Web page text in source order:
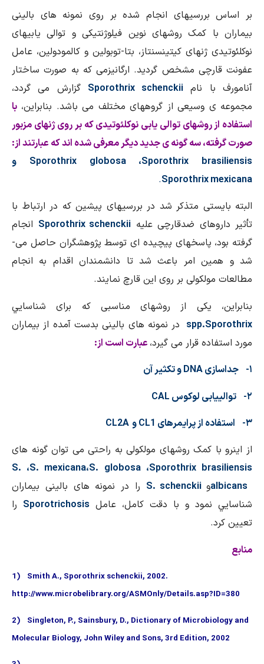
انجام شده بر روی نمونه ­های بالينی
کمک روش­های نوين فيلوژنتيکی و توالی­ يابی­های
ژن­های کيتين­سنتاز، بتا-توبولين و کالمودولين، عامل
مشخص گرديد. ارگانيزمی که به­ صورت ساختار
با نامSporothrix schenckii گزارش می­ گردد،
وسيعی از گروه­های مختلف می­ باشد. بنابراين،با
روش­های توالی­ يابی نوکلئوتيدی که بر روی ژن­های مزبور
سه گونه ­ی جديد ديگر معرفی شده­ اند که عبارتند از:
Sporothrix ،Sporothrix globosa و
Sporothrix
.
متذکر شد در بررسی­های پيشين که در ارتباط با
ضدقارچی عليهSporothrix schenckii انجام
پاسخ­های پيچيده ­ای توسط پژوهشگران حاصل می­
امر باعث شد تا دانشمندان اقدام به انجام
بر روی اين قارچ نمايند.
يکی از روش­های مناسبی که برای شناسايي
spp.در نمونه­ های بالينی بدست آمده از بيماران
قرار می ­گيرد،عبارت است از:
DNAو تکثير آن
CAL
CL1و CL2A
کمک روش­های مولکولی به راحتی می­ توان گونه­ های
Sporothrix ،S. globosa،S. mexicana،S.
S. schenckii را در نمونه­ های بالينی بيماران
نمود و با دقت کامل، عاملSporotrichosisرا
1) Smith A., Sporothrix schenckii, 2002.
http://www.microbelibrary.org/ASMOnly/
2) Singleton, P., Sainsbury, D., Dictionary of
Molecular Biology, John Wiley and Sons, 3rd Edition,